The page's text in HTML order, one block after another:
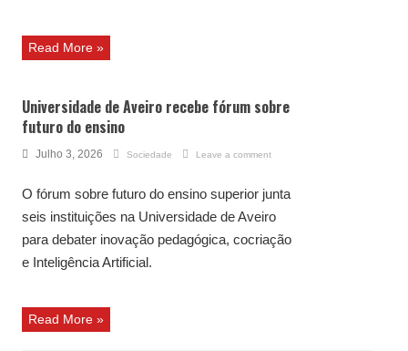
Read More »
Universidade de Aveiro recebe fórum sobre
futuro do ensino
Julho 3, 2026 Sociedade Leave a comment
O fórum sobre futuro do ensino superior junta
seis instituições na Universidade de Aveiro
para debater inovação pedagógica, cocriação
e Inteligência Artificial.
Read More »